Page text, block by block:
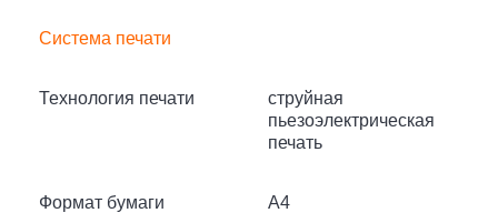
Система печати
Технология печати
струйная
пьезоэлектрическая
печать
Формат бумаги A4